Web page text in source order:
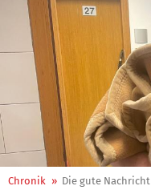
Chronik » Die gute Nachricht